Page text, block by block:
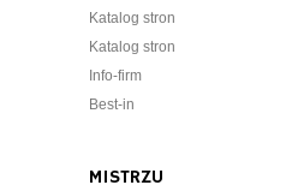
Katalog stron
Katalog stron
Info-firm
Best-in
MISTRZU